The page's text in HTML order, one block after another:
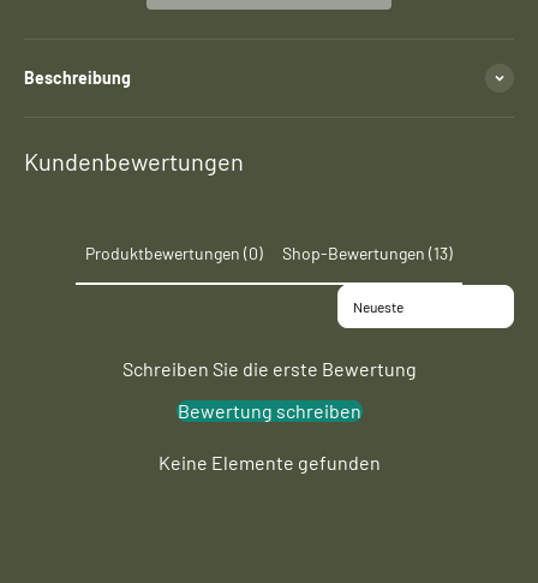
Beschreibung
Kundenbewertungen
Produktbewertungen (0) Shop-Bewertungen (13)
Sort reviews by
Schreiben Sie die erste Bewertung
Bewertung schreiben
Keine Elemente gefunden